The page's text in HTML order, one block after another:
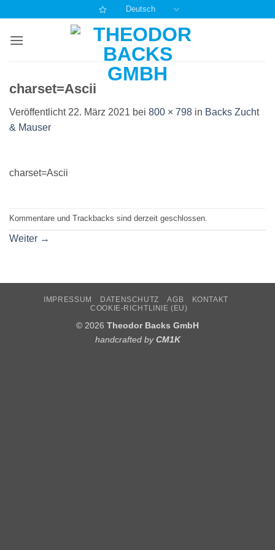
springen
Deutsch
charset=Ascii
Veröffentlicht 22. März 2021 bei 800 × 798 in Backs Zucht
& Mauser
charset=Ascii
Kommentare und Trackbacks sind derzeit geschlossen.
Weiter →
IMPRESSUM DATENSCHUTZ AGB
KONTAKT
COOKIE-RICHTLINIE (EU)
© 2026 Theodor Backs GmbH
handcrafted byCM1K